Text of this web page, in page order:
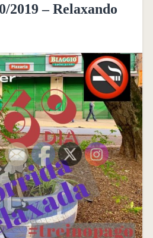
2019 – Relaxando